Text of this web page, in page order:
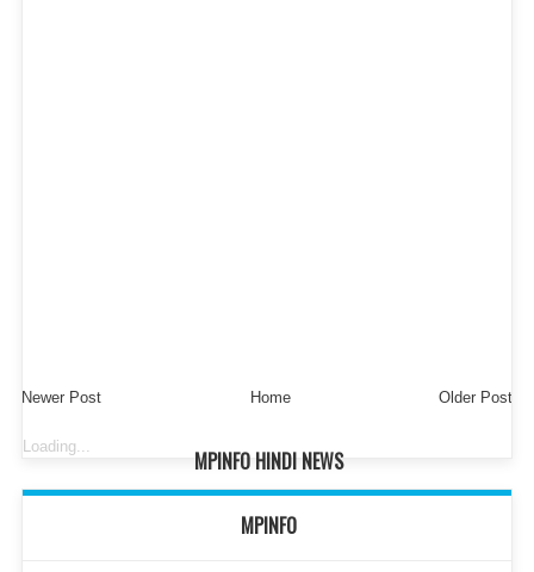
Newer Post Older Post
Home
MPINFO HINDI NEWS
Loading...
MPINFO